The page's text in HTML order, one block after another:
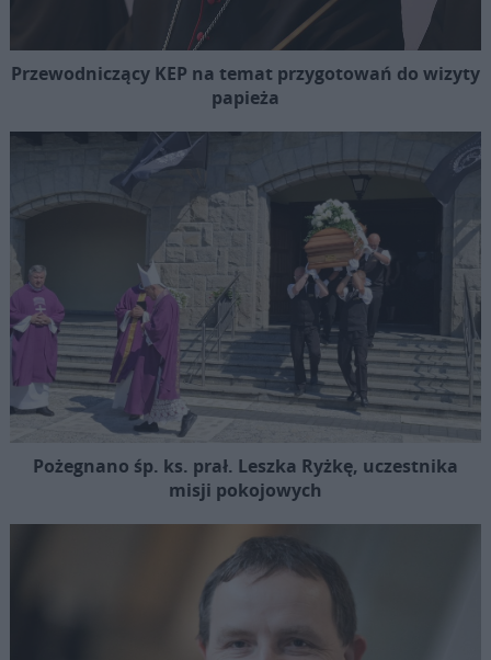
Przewodniczący KEP na temat przygotowań do wizyty
papieża
Pożegnano śp. ks. prał. Leszka Ryżkę, uczestnika
misji pokojowych